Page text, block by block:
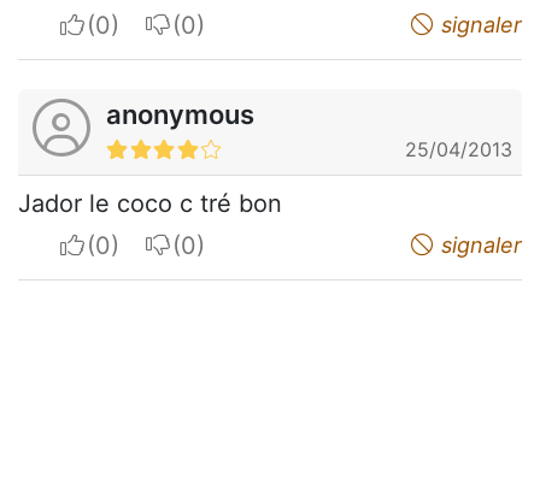
I apreciateI do not appreciate signaler
anonymous
25/04/2013
Jador le coco c tré bon
I apreciateI do not appreciate signaler